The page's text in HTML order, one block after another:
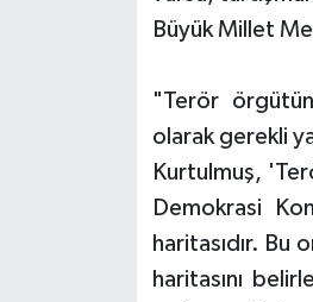
Büyük Millet
"Terör
olarak gerekli
Kurtulmuş,
Demokrasi
haritasıdır. Bu
haritasını